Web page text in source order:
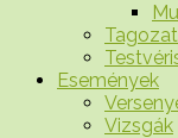
Események
Vizsgák